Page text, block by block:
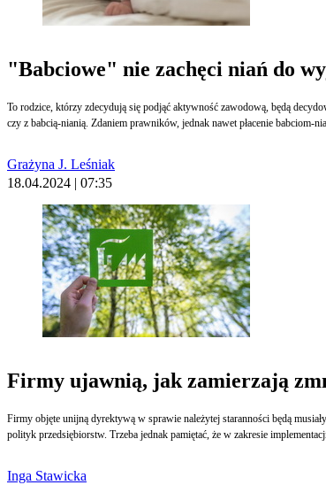
"Babciowe" nie zachęci niań do
To rodzice, którzy zdecydują się podjąć aktywność zawodową, będą decydowali na co przeznaczą 1500 zł, które otrzymają od państwa w ramach
Grażyna J. Leśniak
18.04.2024 | 07:35
Firmy ujawnią, jak zamierzają
Firmy objęte unijną dyrektywą w sprawie należytej staranności będą
polityk przedsiębiorstw. Trzeba jednak pamiętać, że w zakresie
Inga Stawicka